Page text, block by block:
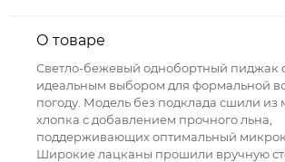
О товаре
Светло-бежевый однобортный пиджак
идеальным выбором для формальной
погоду. Модель без подклада сшили из
хлопка с добавлением прочного льна,
поддерживающих оптимальный
Широкие лацканы прошили вручную